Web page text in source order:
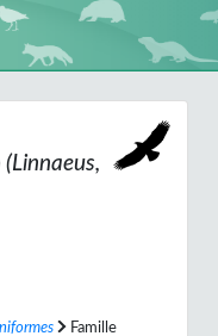
(Linnaeus,
Famille